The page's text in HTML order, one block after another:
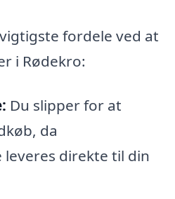
fordele ved at
i Rødekro:
Du slipper for at
da
direkte til din